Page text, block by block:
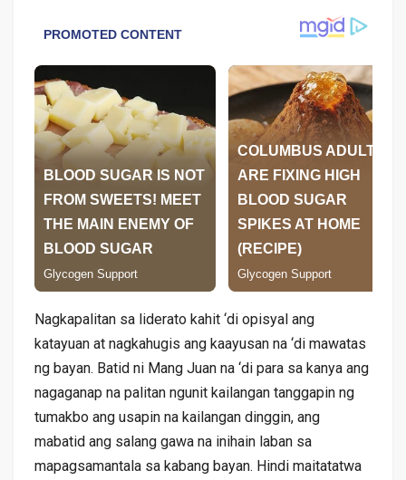
Nagkapalitan sa liderato kahit ‘di opisyal ang
katayuan at nagkahugis ang kaayusan na ‘di mawatas
ng bayan. Batid ni Mang Juan na ‘di para sa kanya ang
nagaganap na palitan ngunit kailangan tanggapin ng
tumakbo ang usapin na kailangan dinggin, ang
mabatid ang salang gawa na inihain laban sa
mapagsamantala sa kabang bayan. Hindi maitatatwa